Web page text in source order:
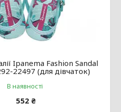
Ipanema Fashion Sandal
22497 (для дівчаток)
В наявності
552 ₴